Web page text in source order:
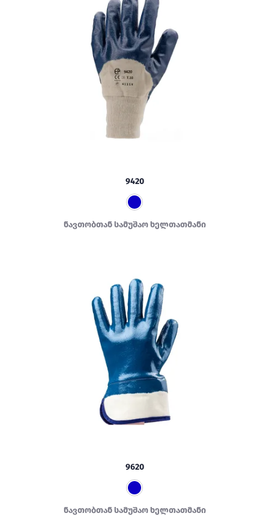
9420
ნავთობთან სამუშაო ხელთათმანი
9620
ნავთობთან სამუშაო ხელთათმანი